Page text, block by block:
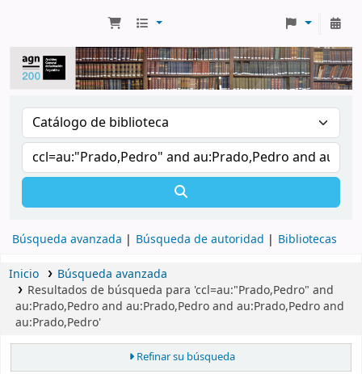
Búsqueda avanzada Búsqueda de autoridad Bibliotecas
Inicio
Búsqueda avanzada
Resultados de búsqueda para 'ccl=au:"Prado,Pedro" and
au:Prado,Pedro and au:Prado,Pedro and au:Prado,Pedro and
au:Prado,Pedro'
Refinar su búsqueda